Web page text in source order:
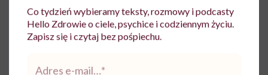
Co tydzień wybieramy teksty, rozmowy i podcasty
Hello Zdrowie o ciele, psychice i codziennym życiu.
Zapisz się i czytaj bez pośpiechu.